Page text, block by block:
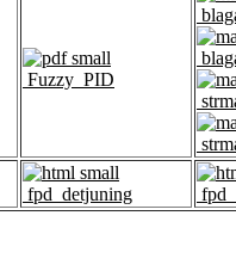
Fuzzy_PID
fpd_detjuning